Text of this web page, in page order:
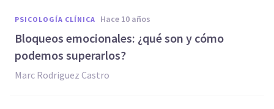
PSICOLOGÍA CLÍNICA hace 10 años
​Bloqueos emocionales: ¿qué son y cómo
podemos superarlos?
Marc Rodriguez Castro